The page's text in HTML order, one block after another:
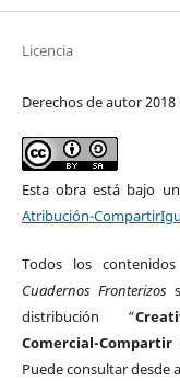
Licencia
Derechos de autor
Esta obra está bajo
Atribución-
Todos los
Cuadernos Fronterizos
distribución “
Comercial-
Puede consultar desde